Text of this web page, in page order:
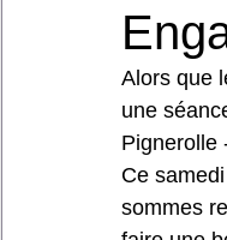
Alors que
une
Pignerolle
Ce
sommes